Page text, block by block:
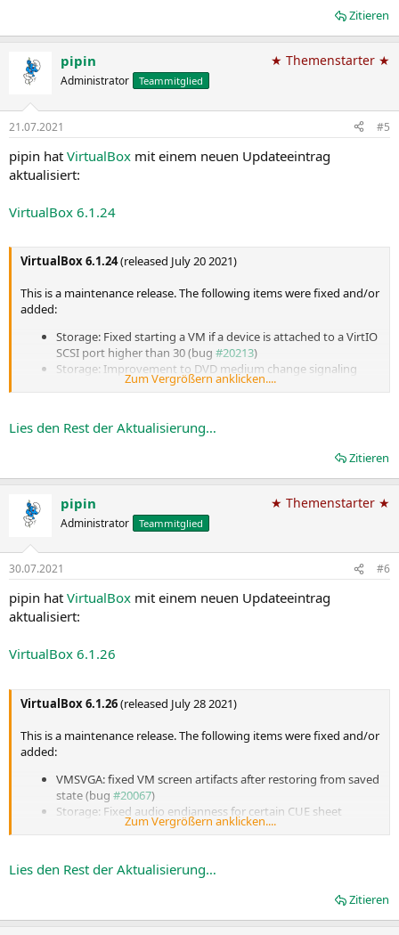
Zitieren
pipin
Administrator Teammitglied
★ Themenstarter ★
21.07.2021 #5
pipin hat VirtualBox mit einem neuen Updateeintrag
aktualisiert:
VirtualBox 6.1.24
VirtualBox 6.1.24(released July 20 2021)
This is a maintenance release. The following items were fixed and/or
added:
Storage: Fixed starting a VM if a device is attached to a VirtIO
SCSI port higher than 30 (bug #20213)
Storage: Improvement to DVD medium change signaling
Serial: Fixed a the guest missing interrupts under certain
Zum Vergrößern anklicken....
Lies den Rest der Aktualisierung…
Zitieren
pipin
Administrator Teammitglied
★ Themenstarter ★
30.07.2021 #6
pipin hat VirtualBox mit einem neuen Updateeintrag
aktualisiert:
VirtualBox 6.1.26
VirtualBox 6.1.26(released July 28 2021)
This is a maintenance release. The following items were fixed and/or
added:
VMSVGA: fixed VM screen artifacts after restoring from saved
state (bug #20067)
Storage: Fixed audio endianness for certain CUE sheet
CD/DVD images.
VBoxManage: Fix OS detection for Ubuntu 20.10 ISO with
Zum Vergrößern anklicken....
Lies den Rest der Aktualisierung…
Zitieren